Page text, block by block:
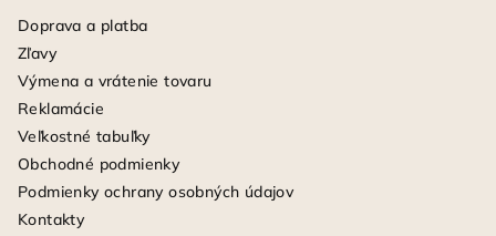
Doprava a platba
Zľavy
Výmena a vrátenie tovaru
Reklamácie
Veľkostné tabuľky
Obchodné podmienky
Podmienky ochrany osobných údajov
Kontakty